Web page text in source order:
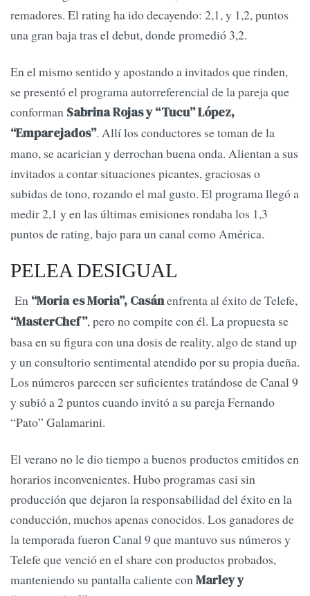
remadores. El rating ha ido decayendo: 2,1, y 1,2, puntos
una gran baja tras el debut, donde promedió 3,2.
En el mismo sentido y apostando a invitados que rinden,
se presentó el programa autorreferencial de la pareja que
conforman Sabrina Rojas y “Tucu” López,
“Emparejados”. Allí los conductores se toman de la
mano, se acarician y derrochan buena onda. Alientan a sus
invitados a contar situaciones picantes, graciosas o
subidas de tono, rozando el mal gusto. El programa llegó a
medir 2,1 y en las últimas emisiones rondaba los 1,3
puntos de rating, bajo para un canal como América.
PELEA DESIGUAL
En “Moria es Moria”, Casánenfrenta al éxito de Telefe,
“MasterChef”, pero no compite con él. La propuesta se
basa en su figura con una dosis de reality, algo de stand up
y un consultorio sentimental atendido por su propia dueña.
Los números parecen ser suficientes tratándose de Canal 9
y subió a 2 puntos cuando invitó a su pareja Fernando
“Pato” Galamarini.
El verano no le dio tiempo a buenos productos emitidos en
horarios inconvenientes. Hubo programas casi sin
producción que dejaron la responsabilidad del éxito en la
conducción, muchos apenas conocidos. Los ganadores de
la temporada fueron Canal 9 que mantuvo sus números y
Telefe que venció en el share con productos probados,
manteniendo su pantalla caliente conMarley y